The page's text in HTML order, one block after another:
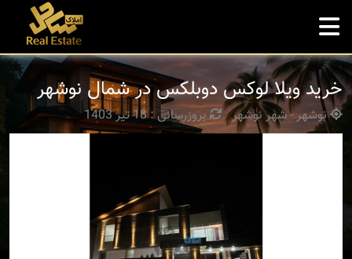
خرید ویلا لوکس دوبلکس در شمال نوشهر
نوشهر - شهر نوشهر بروزرسانی : 18 تیر 1403